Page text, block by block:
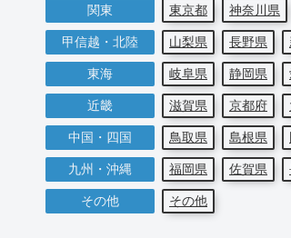
関東
東京都 神奈川県
甲信越・北陸
山梨県 長野県
東海
岐阜県 静岡県
近畿
滋賀県 京都府
中国・四国
鳥取県 島根県
九州・沖縄
福岡県 佐賀県
その他
その他